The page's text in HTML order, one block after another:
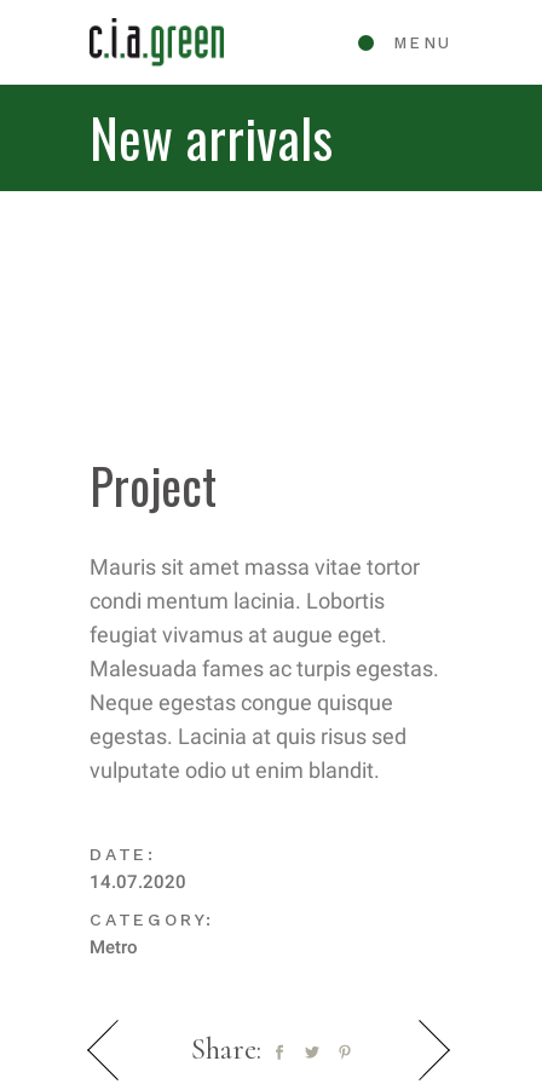
MENU
New arrivals
Project
Mauris sit amet massa vitae tortor
condi mentum lacinia. Lobortis
feugiat vivamus at augue eget.
Malesuada fames ac turpis egestas.
Neque egestas congue quisque
egestas. Lacinia at quis risus sed
vulputate odio ut enim blandit.
DATE:
14.07.2020
CATEGORY:
Metro
Share: